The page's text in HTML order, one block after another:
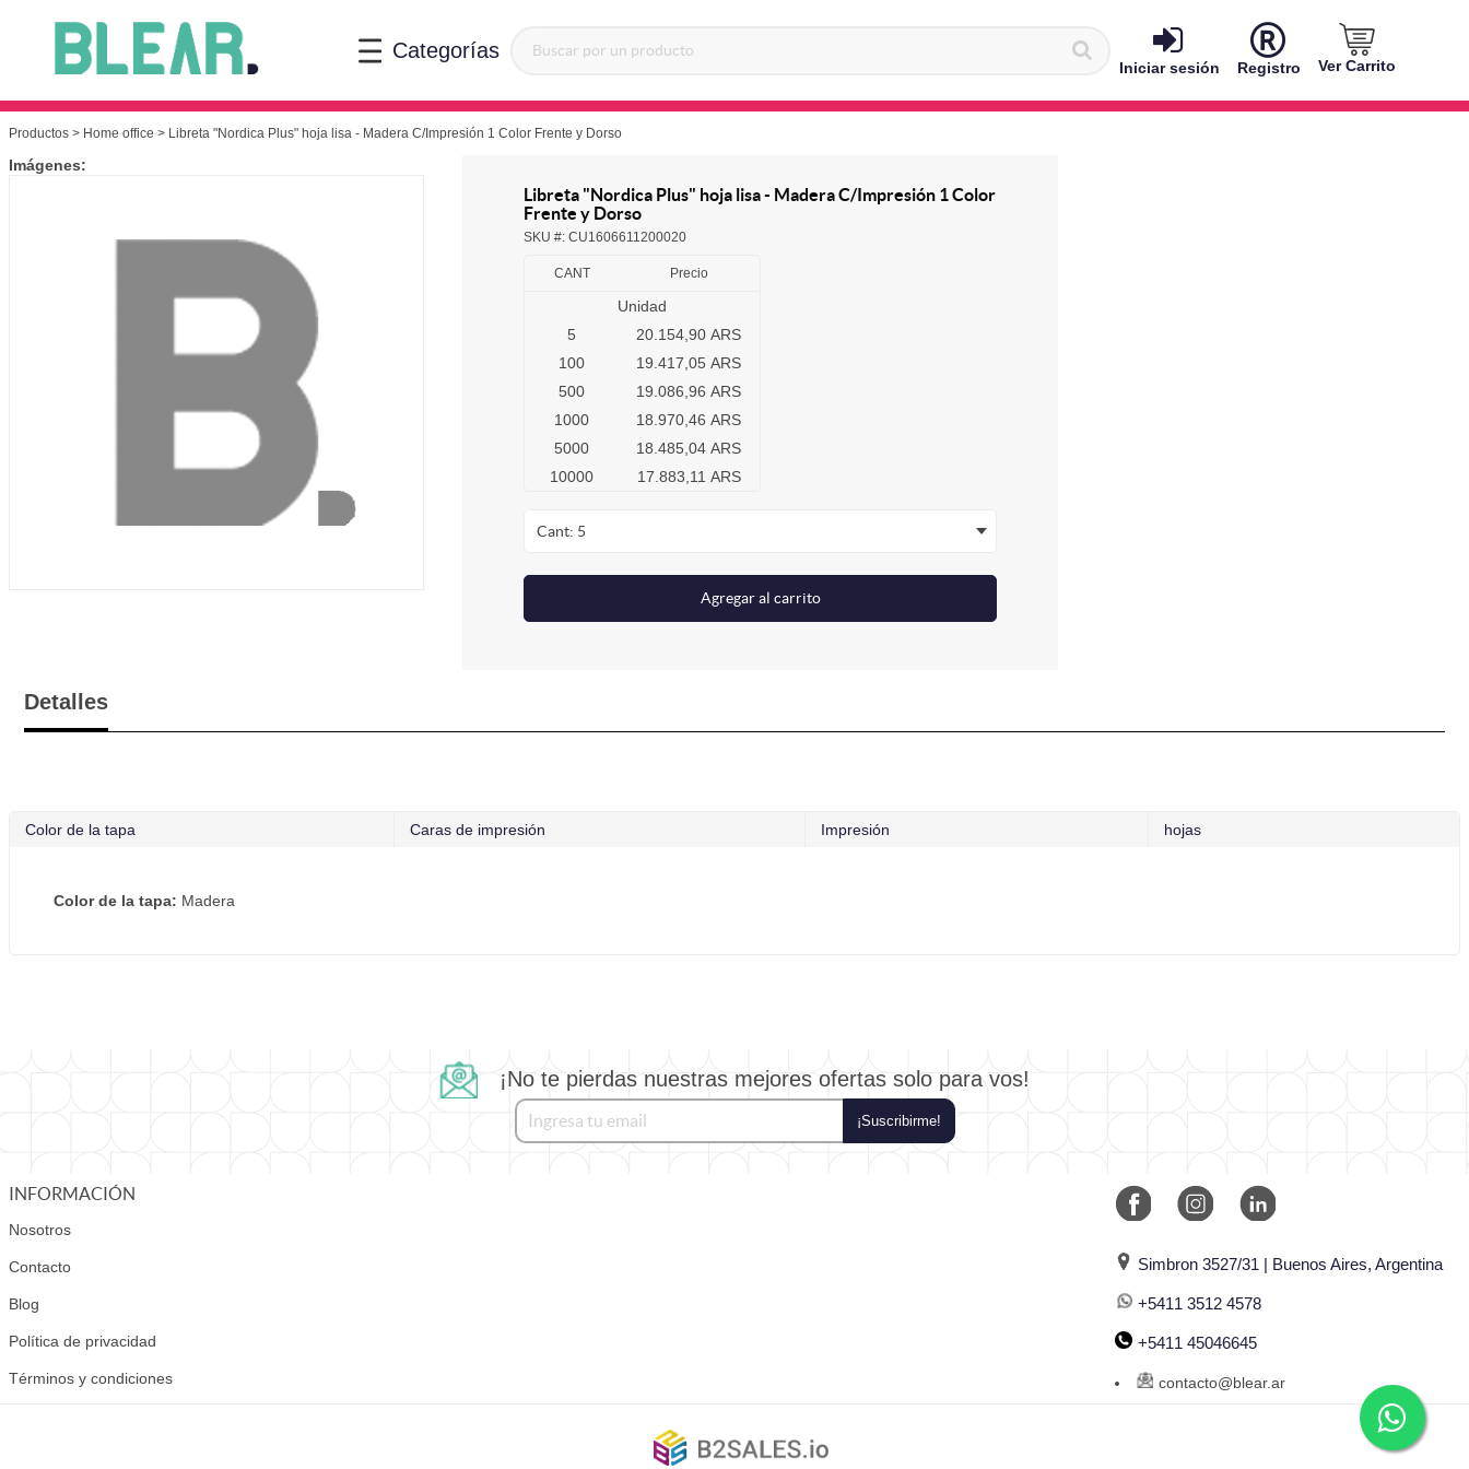
Categorías
Iniciar sesión Registro Ver Carrito
Productos > Home office > Libreta "Nordica Plus" hoja lisa - Madera C/Impresión 1 Color Frente y Dorso
Imágenes:
Libreta "Nordica Plus" hoja lisa - Madera C/Impresión 1 Color
Frente y Dorso
SKU #: CU1606611200020
CANT Precio
Unidad
5
20.154,90 ARS
100
19.417,05 ARS
500
19.086,96 ARS
1000
18.970,46 ARS
5000
18.485,04 ARS
10000
17.883,11 ARS
Cant: 5
Agregar al carrito
Detalles
Color de la tapa Caras de impresión Impresión hojas
Color de la tapa: Madera
¡No te pierdas nuestras mejores ofertas solo para vos!
¡Suscribirme!
INFORMACIÓN
Nosotros
Contacto
Blog
Política de privacidad
Términos y condiciones
Simbron 3527/31 | Buenos Aires, Argentina
+5411 3512 4578
+5411 45046645
contacto@blear.ar